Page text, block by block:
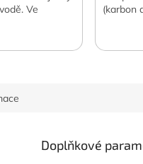
Ve
(karbon
Doplňkové